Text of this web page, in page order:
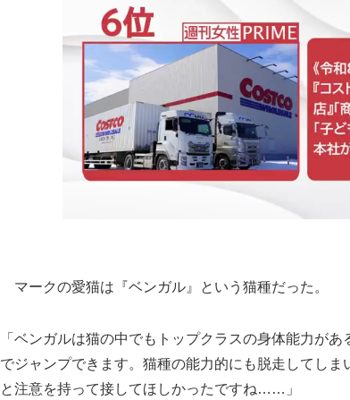
マークの愛猫は『ベンガル』という猫種だった。
「ベンガルは猫の中でもトップクラスの身体能力が
でジャンプできます。猫種の能力的にも脱走してしま
と注意を持って接してほしかったですね……」